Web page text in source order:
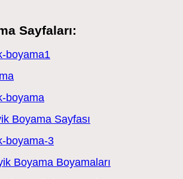
Sayfaları:
Boyama Sayfası
Boyama Boyamaları